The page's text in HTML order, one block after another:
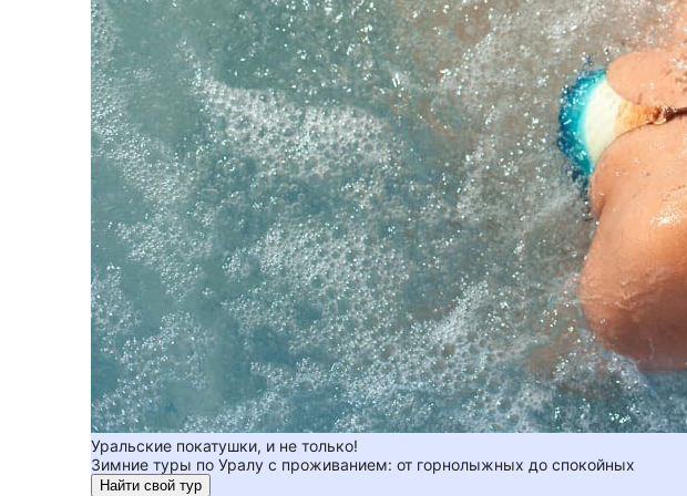
Уральские покатушки, и не только!
Зимние туры по Уралу с проживанием: от горнолыжных до спокойных
Найти свой тур